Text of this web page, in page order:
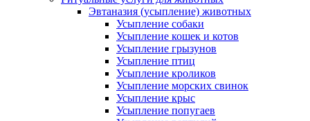
Эвтаназия (усыпление) животных
Усыпление собаки
Усыпление кошек и котов
Усыпление грызунов
Усыпление птиц
Усыпление кроликов
Усыпление морских свинок
Усыпление крыс
Усыпление попугаев